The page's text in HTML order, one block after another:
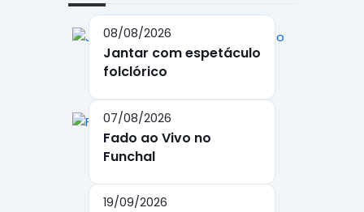
08/08/2026
Jantar com espetáculo
folclórico
07/08/2026
Fado ao Vivo no
Funchal
19/09/2026